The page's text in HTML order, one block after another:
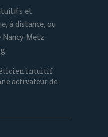
et
à distance, ou
Nancy-Metz-
intuitif
activateur de